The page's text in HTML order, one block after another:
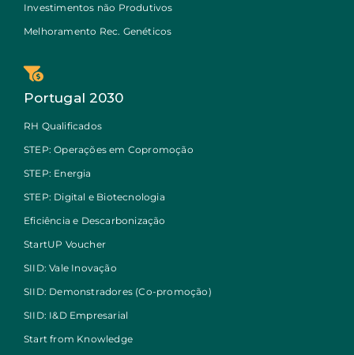
Investimentos não Produtivos
Melhoramento Rec. Genéticos
Portugal 2030
RH Qualificados
STEP: Operações em Copromoção
STEP: Energia
STEP: Digital e Biotecnologia
Eficiência e Descarbonização
StartUP Voucher
SIID: Vale Inovação
SIID: Demonstradores (Co-promoção)
SIID: I&D Empresarial
Start from Knowledge